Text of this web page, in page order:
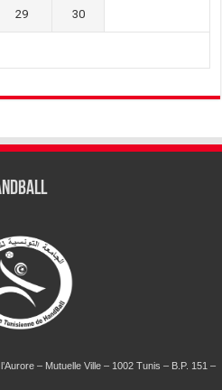
29 30
– Mutuelle Ville – 1002 Tunis – B.P. 151 –